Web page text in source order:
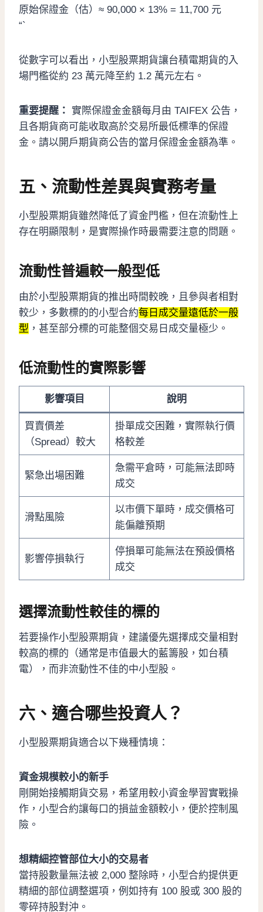
原始保證金（估）≈ 90,000 × 13% = 11,700 元
“`
從數字可以看出，小型股票期貨讓台積電期貨的入
場門檻從約 23 萬元降至約 1.2 萬元左右。
重要提醒： 實際保證金金額每月由 TAIFEX 公告，
且各期貨商可能收取高於交易所最低標準的保證
金。請以開戶期貨商公告的當月保證金金額為準。
五、流動性差異與實務考量
小型股票期貨雖然降低了資金門檻，但在流動性上
存在明顯限制，是實際操作時最需要注意的問題。
流動性普遍較一般型低
由於小型股票期貨的推出時間較晚，且參與者相對
較少，多數標的的小型合約每日成交量遠低於一般
型 ，甚至部分標的可能整個交易日成交量極少。
低流動性的實際影響
影響項目 說明
買賣價差
（Spread）較大
掛單成交困難，實際執行價
格較差
緊急出場困難
急需平倉時，可能無法即時
成交
滑點風險
以市價下單時，成交價格可
能偏離預期
影響停損執行
停損單可能無法在預設價格
成交
選擇流動性較佳的標的
若要操作小型股票期貨，建議優先選擇成交量相對
較高的標的（通常是市值最大的藍籌股，如台積
電），而非流動性不佳的中小型股。
六、適合哪些投資人？
小型股票期貨適合以下幾種情境：
資金規模較小的新手
剛開始接觸期貨交易，希望用較小資金學習實戰操
作，小型合約讓每口的損益金額較小，便於控制風
險。
想精細控管部位大小的交易者
當持股數量無法被 2,000 整除時，小型合約提供更
精細的部位調整選項，例如持有 100 股或 300 股的
零碎持股對沖。